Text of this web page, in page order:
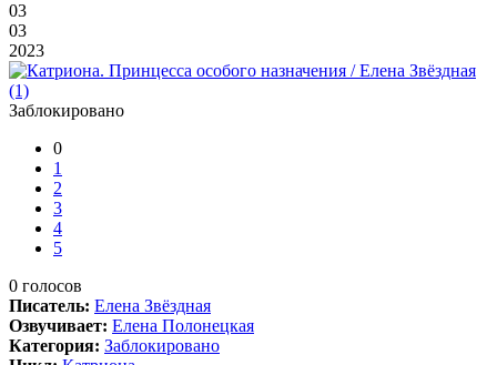
03
03
2023
Заблокировано
0
1
2
3
4
5
0 голосов
Писатель: Елена Звёздная
Озвучивает: Елена Полонецкая
Категория: Заблокировано